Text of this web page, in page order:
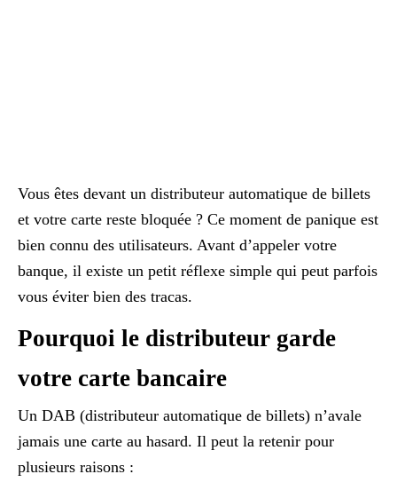
Vous êtes devant un distributeur automatique de billets
et votre carte reste bloquée ? Ce moment de panique est
bien connu des utilisateurs. Avant d’appeler votre
banque, il existe un petit réflexe simple qui peut parfois
vous éviter bien des tracas.
Pourquoi le distributeur garde
votre carte bancaire
Un DAB (distributeur automatique de billets) n’avale
jamais une carte au hasard. Il peut la retenir pour
plusieurs raisons :